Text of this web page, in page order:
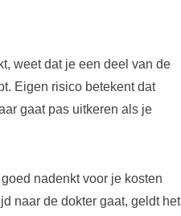
weet dat je een deel van de
Eigen risico betekent dat
gaat pas uitkeren als je
nadenkt voor je kosten
naar de dokter gaat, geldt het